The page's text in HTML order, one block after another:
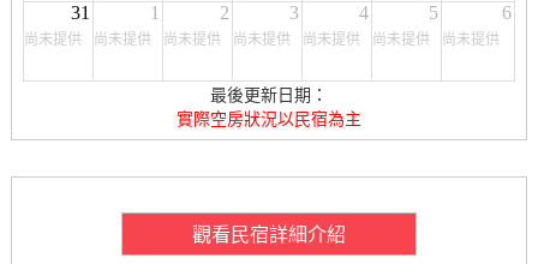
31
尚未提供
1
尚未提供
2
尚未提供
3
尚未提供
4
尚未提供
5
尚未提供
6
尚未提供
最後更新日期：
實際空房狀況以民宿為主
觀看民宿詳細介紹